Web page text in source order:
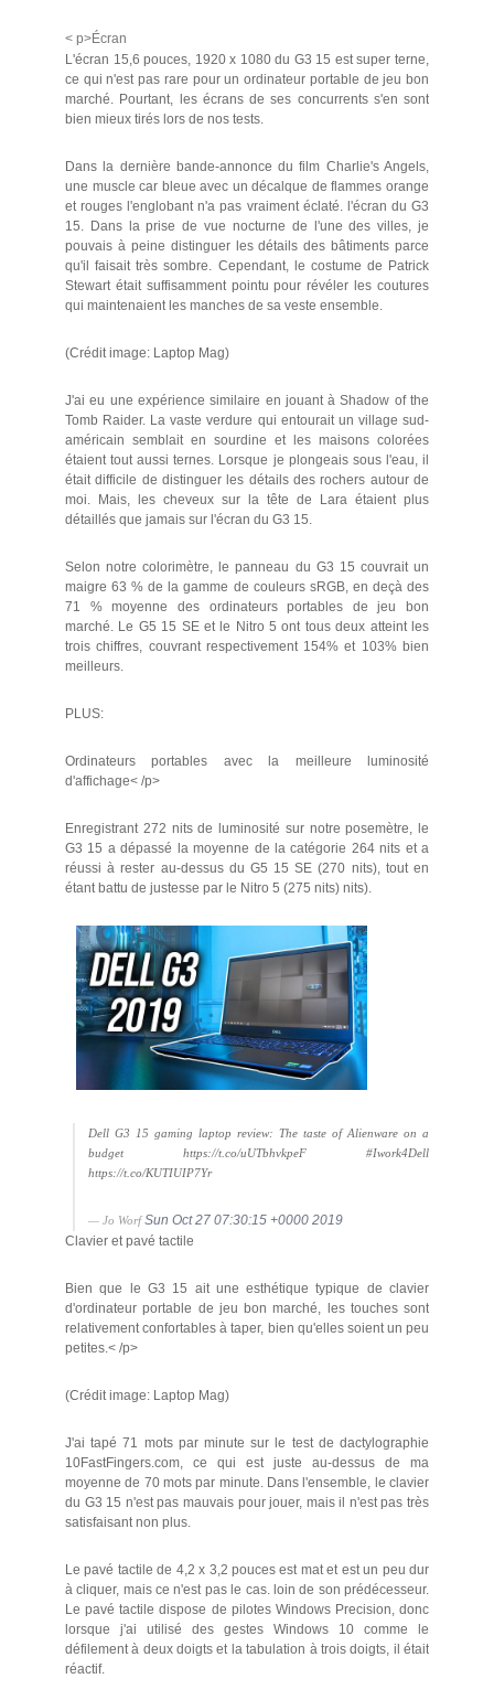
< p>Écran
L'écran 15,6 pouces, 1920 x 1080 du G3 15 est super terne,
ce qui n'est pas rare pour un ordinateur portable de jeu bon
marché. Pourtant, les écrans de ses concurrents s'en sont
bien mieux tirés lors de nos tests.
Dans la dernière bande-annonce du film Charlie's Angels,
une muscle car bleue avec un décalque de flammes orange
et rouges l'englobant n'a pas vraiment éclaté. l'écran du G3
15. Dans la prise de vue nocturne de l'une des villes, je
pouvais à peine distinguer les détails des bâtiments parce
qu'il faisait très sombre. Cependant, le costume de Patrick
Stewart était suffisamment pointu pour révéler les coutures
qui maintenaient les manches de sa veste ensemble.
(Crédit image: Laptop Mag)
J'ai eu une expérience similaire en jouant à Shadow of the
Tomb Raider. La vaste verdure qui entourait un village sud-
américain semblait en sourdine et les maisons colorées
étaient tout aussi ternes. Lorsque je plongeais sous l'eau, il
était difficile de distinguer les détails des rochers autour de
moi. Mais, les cheveux sur la tête de Lara étaient plus
détaillés que jamais sur l'écran du G3 15.
Selon notre colorimètre, le panneau du G3 15 couvrait un
maigre 63 % de la gamme de couleurs sRGB, en deçà des
71 % moyenne des ordinateurs portables de jeu bon
marché. Le G5 15 SE et le Nitro 5 ont tous deux atteint les
trois chiffres, couvrant respectivement 154% et 103% bien
meilleurs.
PLUS:
Ordinateurs portables avec la meilleure luminosité
d'affichage< /p>
Enregistrant 272 nits de luminosité sur notre posemètre, le
G3 15 a dépassé la moyenne de la catégorie 264 nits et a
réussi à rester au-dessus du G5 15 SE (270 nits), tout en
étant battu de justesse par le Nitro 5 (275 nits) nits).
Dell G3 15 gaming laptop review: The taste of Alienware on a
budget https://t.co/uUTbhvkpeF #Iwork4Dell
https://t.co/KUTIUIP7Yr
— Jo WorfSun Oct 27 07:30:15 +0000 2019
Clavier et pavé tactile
Bien que le G3 15 ait une esthétique typique de clavier
d'ordinateur portable de jeu bon marché, les touches sont
relativement confortables à taper, bien qu'elles soient un peu
petites.< /p>
(Crédit image: Laptop Mag)
J'ai tapé 71 mots par minute sur le test de dactylographie
10FastFingers.com, ce qui est juste au-dessus de ma
moyenne de 70 mots par minute. Dans l'ensemble, le clavier
du G3 15 n'est pas mauvais pour jouer, mais il n'est pas très
satisfaisant non plus.
Le pavé tactile de 4,2 x 3,2 pouces est mat et est un peu dur
à cliquer, mais ce n'est pas le cas. loin de son prédécesseur.
Le pavé tactile dispose de pilotes Windows Precision, donc
lorsque j'ai utilisé des gestes Windows 10 comme le
défilement à deux doigts et la tabulation à trois doigts, il était
réactif.